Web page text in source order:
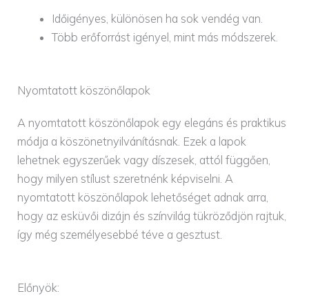
Időigényes, különösen ha sok vendég van.
Több erőforrást igényel, mint más módszerek.
Nyomtatott köszönőlapok
A nyomtatott köszönőlapok egy elegáns és praktikus
módja a köszönetnyilvánításnak. Ezek a lapok
lehetnek egyszerűek vagy díszesek, attól függően,
hogy milyen stílust szeretnénk képviselni. A
nyomtatott köszönőlapok lehetőséget adnak arra,
hogy az esküvői dizájn és színvilág tükröződjön rajtuk,
így még személyesebbé téve a gesztust.
Előnyök: